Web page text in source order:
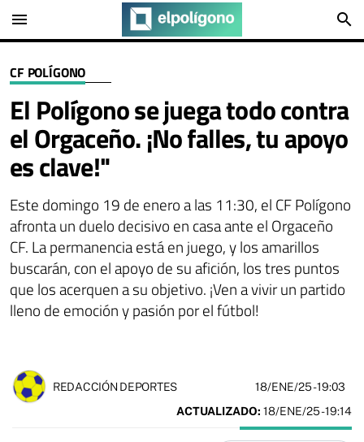
menu search
CF POLÍGONO
El Polígono se juega todo contra
el Orgaceño. ¡No falles, tu apoyo
es clave!"
Este domingo 19 de enero a las 11:30, el CF Polígono
afronta un duelo decisivo en casa ante el Orgaceño
CF. La permanencia está en juego, y los amarillos
buscarán, con el apoyo de su afición, los tres puntos
que los acerquen a su objetivo. ¡Ven a vivir un partido
lleno de emoción y pasión por el fútbol!
REDACCIÓN DEPORTES 18/ENE/25- 19:03
ACTUALIZADO: 18/ENE/25 - 19:14